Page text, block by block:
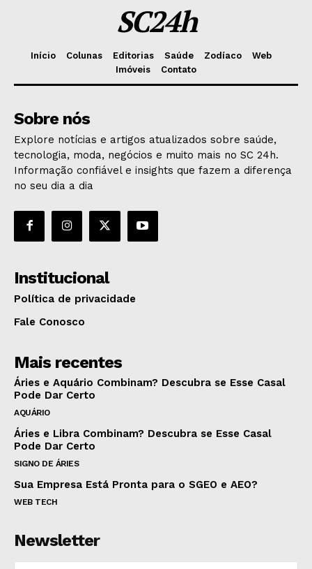
SC24h
Início Colunas Editorias Saúde Zodíaco
Web
Imóveis
Contato
Sobre nós
Explore notícias e artigos atualizados sobre saúde,
tecnologia, moda, negócios e muito mais no SC 24h.
Informação confiável e insights que fazem a diferença
no seu dia a dia
Institucional
Política de privacidade
Fale Conosco
Mais recentes
Áries e Aquário Combinam? Descubra se Esse Casal
Pode Dar Certo
AQUÁRIO
Áries e Libra Combinam? Descubra se Esse Casal
Pode Dar Certo
SIGNO DE ÁRIES
Sua Empresa Está Pronta para o SGEO e AEO?
WEB TECH
Newsletter